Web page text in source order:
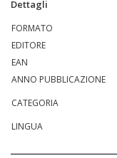
Dettagli
FORMATO
EDITORE
EAN
ANNO PUBBLICAZIONE
CATEGORIA
LINGUA